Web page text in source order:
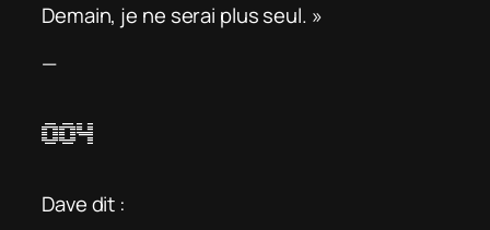
Demain, je ne serai plus seul. »
—
004
Dave dit :